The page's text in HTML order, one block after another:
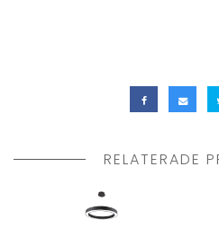
RELATERADE